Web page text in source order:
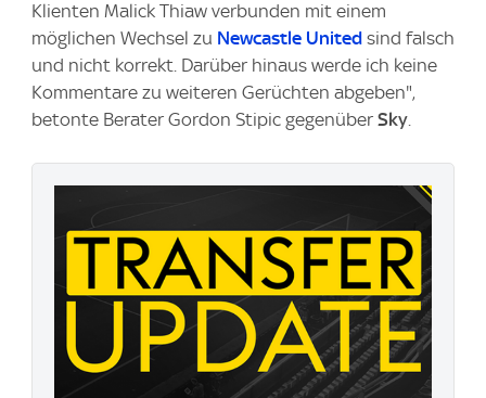
Klienten Malick Thiaw verbunden mit einem
möglichen Wechsel zu Newcastle United sind falsch
und nicht korrekt. Darüber hinaus werde ich keine
Kommentare zu weiteren Gerüchten abgeben",
betonte Berater Gordon Stipic gegenüber Sky.